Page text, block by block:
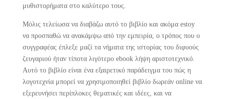
μυθιστορήματα στο καλύτερο τους.
Μόλις τελείωσα να διαβάζω αυτό το βιβλίο και ακόμα estoy
να προσπαθώ να ανακάμψω από την εμπειρία, ο τρόπος που ο
συγγραφέας έπλεξε μαζί τα νήματα της ιστορίας του διφυούς
ζευγαριού ήταν τίποτα λιγότερο ebook λήψη αριστοτεχνικό.
Αυτό το βιβλίο είναι ένα εξαιρετικό παράδειγμα του πώς η
λογοτεχνία μπορεί να χρησιμοποιηθεί βιβλίο δωρεάν online να
εξερευνήσει περίπλοκες θεματικές και ιδέες, και να